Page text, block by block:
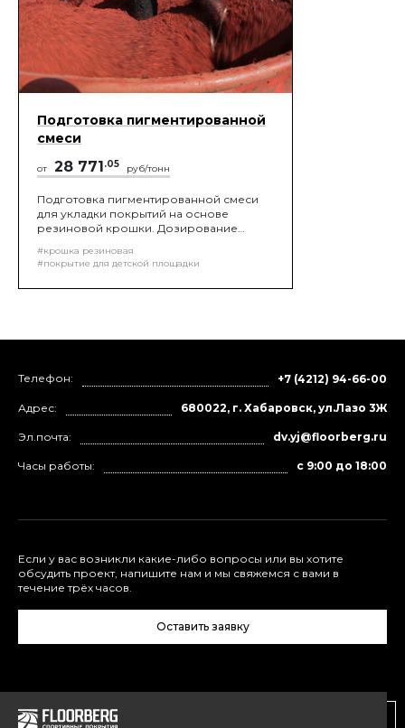
Подготовка пигментированной
смеси
от 28 771 .05 руб/тонн
Подготовка пигментированной смеси
для укладки покрытий на основе
резиновой крошки. Дозирование
пропорциями утвержденными
проектом, перемешивание при
помощи смесительной установки и
#крошка резиновая
#покрытие для детской площадки
Телефон: +7 (4212) 94-66-00
Адрес: 680022, г. Хабаровск, ул.Лазо 3Ж
Эл.почта: dv.yj@floorberg.ru
Часы работы: с 9:00 до 18:00
Если у вас возникли какие-либо вопросы или вы хотите
обсудить проект, напишите нам и мы свяжемся с вами в
течение трёх часов.
Оставить заявку